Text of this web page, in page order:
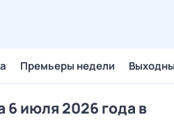
Премьеры недели
6 июля 2026 года в